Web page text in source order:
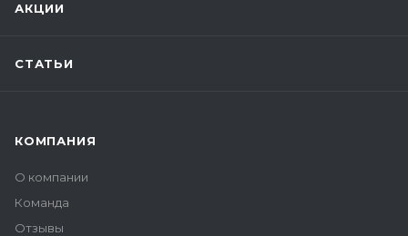
АКЦИИ
СТАТЬИ
КОМПАНИЯ
О компании
Команда
Отзывы